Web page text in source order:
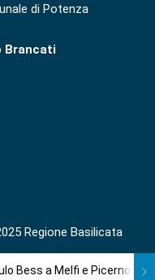
di Potenza
Brancati
Regione Basilicata
Bess a Melfi e Picerno